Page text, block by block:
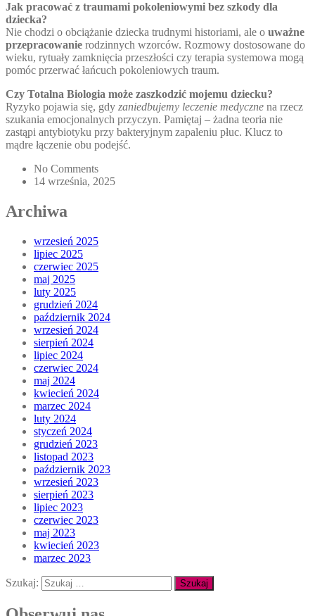
Jak pracować z traumami pokoleniowymi bez szkody dla
dziecka?
Nie chodzi o obciążanie dziecka trudnymi historiami, ale o uważne
przepracowanie rodzinnych wzorców. Rozmowy dostosowane do
wieku, rytuały zamknięcia przeszłości czy terapia systemowa mogą
pomóc przerwać łańcuch pokoleniowych traum.
Czy Totalna Biologia może zaszkodzić mojemu dziecku?
Ryzyko pojawia się, gdy zaniedbujemy leczenie medyczne na rzecz
szukania emocjonalnych przyczyn. Pamiętaj – żadna teoria nie
zastąpi antybiotyku przy bakteryjnym zapaleniu płuc. Klucz to
mądre łączenie obu podejść.
No Comments
14 września, 2025
Archiwa
wrzesień 2025
lipiec 2025
czerwiec 2025
maj 2025
luty 2025
grudzień 2024
październik 2024
wrzesień 2024
sierpień 2024
lipiec 2024
czerwiec 2024
maj 2024
kwiecień 2024
marzec 2024
luty 2024
styczeń 2024
grudzień 2023
listopad 2023
październik 2023
wrzesień 2023
sierpień 2023
lipiec 2023
czerwiec 2023
maj 2023
kwiecień 2023
marzec 2023
Szukaj: